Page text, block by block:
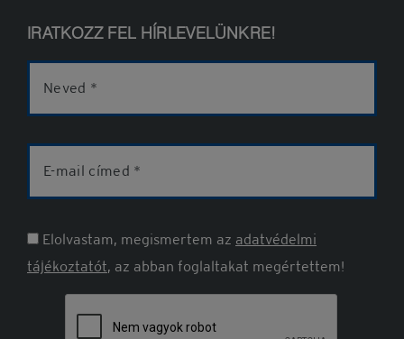
IRATKOZZ FEL HÍRLEVELÜNKRE!
Elolvastam, megismertem az adatvédelmi
tájékoztatót, az abban foglaltakat megértettem!